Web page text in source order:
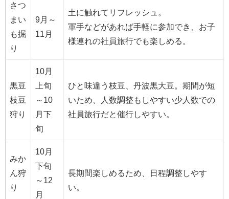
さつ
まい
も掘
り
9月～
11月
土に触れてリフレッシュ。
軍手などがあれば手軽に参加でき、お子
様連れの社員旅行でも楽しめる。
黒豆
枝豆
狩り
10月
上旬
～10
月下
旬
ひと味違う枝豆、丹波黒大豆。期間が短
いため、人数調整もしやすい少人数での
社員旅行だと催行しやすい。
みか
ん狩
り
10月
下旬
～12
月
長期間楽しめるため、日程調整しやす
い。